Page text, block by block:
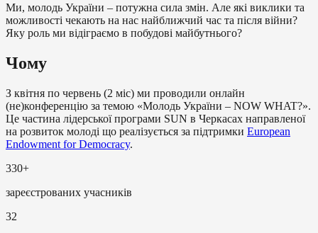
Ми, молодь України – потужна сила змін. Але які виклики та
можливості чекають на нас найближчий час та після війни?
Яку роль ми відіграємо в побудові майбутнього?
Чому
З квітня по червень (2 міс) ми проводили онлайн
(не)конференцію за темою «Молодь України – NOW WHAT?».
Це частина лідерської програми SUN в Черкасах направленої
на розвиток молоді що реалізується за підтримки European
Endowment for Democracy.
330+
зареєстрованих учасників
32